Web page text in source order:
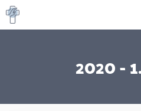
Kilépés
a
2020 -